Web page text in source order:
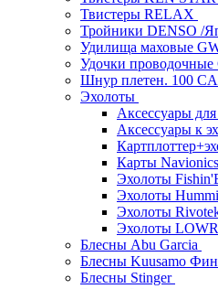
Твистеры RELAX
Тройники DENSO /
Удилища маховые
Удочки проводочные
Шнур плетен. 100
Эхолоты
Аксессуары
Аксессуары к
Карты
Эхолоты
Эхолоты
Эхолоты
Эхолоты
Блесны Abu Garcia
Блесны Kuusamo
Блесны Stinger